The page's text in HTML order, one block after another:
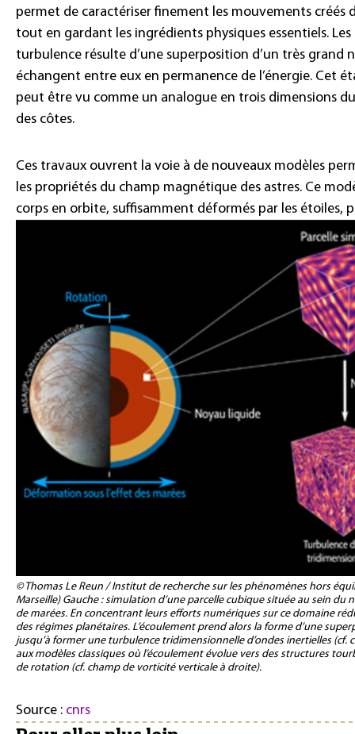
permet de caractériser finement les mouvements créés
tout en gardant les ingrédients physiques essentiels.
turbulence résulte d’une superposition d’un très
échangent entre eux en permanence de l’énergie. Cet
peut être vu comme un analogue en trois dimensions
des côtes.
Ces travaux ouvrent la voie à de nouveaux modèles
les propriétés du champ magnétique des astres. Ce
corps en orbite, suffisamment déformés par les étoiles,
© Thomas Le Reun / Institut de recherche sur les phénomènes hors
Marseille) Gauche : simulation d’une parcelle cubique située au sein
de marées. En concentrant leurs efforts numériques sur ce domaine
des régimes planétaires. L’écoulement prend alors la forme d’une
jusqu’à former une turbulence tridimensionnelle d’ondes inertielles
aux modèles classiques où l’écoulement évolue vers des structures
de rotation (cf. champ de vorticité verticale à droite).
Source : cnrs